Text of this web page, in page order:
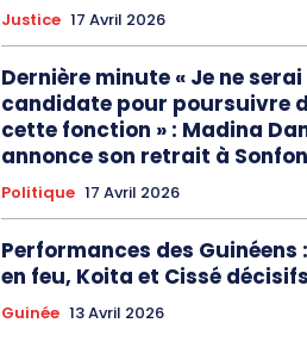
Justice 17 Avril 2026
Dernière minute « Je ne
candidate pour poursuivre
cette fonction » : Madina
annonce son retrait à
Politique 17 Avril 2026
Performances des Guinéens
en feu, Koita et Cissé décisifs
Guinée 13 Avril 2026